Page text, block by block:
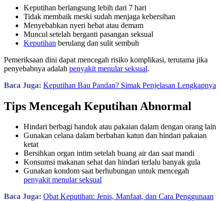
Keputihan berlangsung lebih dari 7 hari
Tidak membaik meski sudah menjaga kebersihan
Menyebabkan nyeri hebat atau demam
Muncul setelah berganti pasangan seksual
Keputihan berulang dan sulit sembuh
Pemeriksaan dini dapat mencegah risiko komplikasi, terutama jika
penyebabnya adalah penyakit menular seksual.
Baca Juga: Keputihan Bau Pandan? Simak Penjelasan Lengkapnya
Tips Mencegah Keputihan Abnormal
Hindari berbagi handuk atau pakaian dalam dengan orang lain
Gunakan celana dalam berbahan katun dan hindari pakaian
ketat
Bersihkan organ intim setelah buang air dan saat mandi
Konsumsi makanan sehat dan hindari terlalu banyak gula
Gunakan kondom saat berhubungan untuk mencegah
penyakit menular seksual
Baca Juga: Obat Keputihan: Jenis, Manfaat, dan Cara Penggunaan